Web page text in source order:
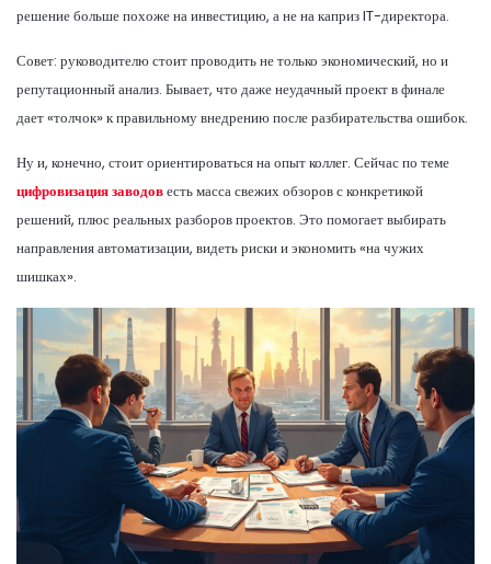
решение больше похоже на инвестицию, а не на каприз IT-директора.
Совет: руководителю стоит проводить не только экономический, но и
репутационный анализ. Бывает, что даже неудачный проект в финале
дает «толчок» к правильному внедрению после разбирательства ошибок.
Ну и, конечно, стоит ориентироваться на опыт коллег. Сейчас по теме
цифровизация заводовесть масса свежих обзоров с конкретикой
решений, плюс реальных разборов проектов. Это помогает выбирать
направления автоматизации, видеть риски и экономить «на чужих
шишках».